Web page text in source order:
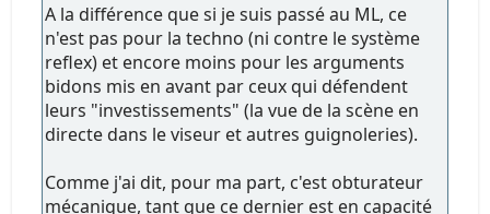
A la différence que si je suis passé au ML, ce
n'est pas pour la techno (ni contre le système
reflex) et encore moins pour les arguments
bidons mis en avant par ceux qui défendent
leurs "investissements" (la vue de la scène en
directe dans le viseur et autres guignoleries).
Comme j'ai dit, pour ma part, c'est obturateur
mécanique, tant que ce dernier est en capacité